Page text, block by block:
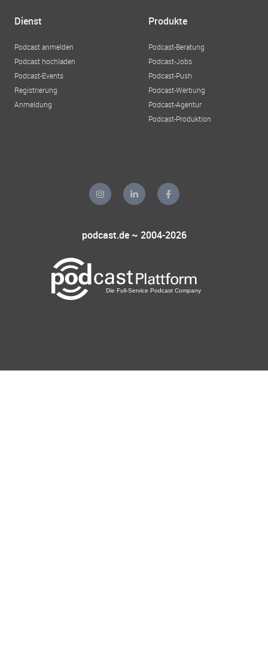
Dienst
Podcast anmelden
Podcast hochladen
Podcast-Events
Registrierung
Anmeldung
Produkte
Podcast-Beratung
Podcast-Jobs
Podcast-Push
Podcast-Werbung
Podcast-Agentur
Podcast-Produktion
podcast.de ~ 2004-2026